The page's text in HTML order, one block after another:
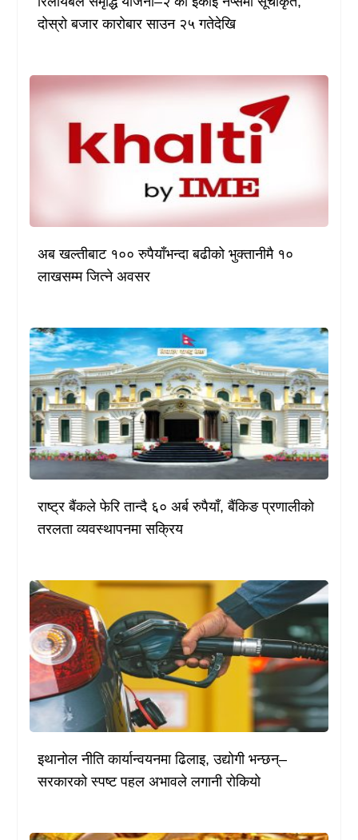
दोस्रो बजार कारोबार साउन २५ गतेदेखि
अब खल्तीबाट १०० रुपैयाँभन्दा बढीको भुक्तानीमै १०
लाखसम्म जित्ने अवसर
राष्ट्र बैंकले फेरि तान्दै ६० अर्ब रुपैयाँ, बैंकिङ प्रणालीको
तरलता व्यवस्थापनमा सक्रिय
इथानोल नीति कार्यान्वयनमा ढिलाइ, उद्योगी भन्छन्–
सरकारको स्पष्ट पहल अभावले लगानी रोकियो